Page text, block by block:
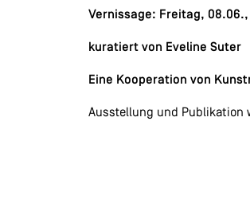
Vernissage: Freitag, 08.06.,
kuratiert von Eveline Suter
Eine Kooperation von
Ausstellung und Publikation